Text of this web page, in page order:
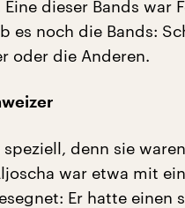
dieser Bands war
es noch die Bands:
oder die Anderen.
denn sie
war etwa mit
Er hatte einen